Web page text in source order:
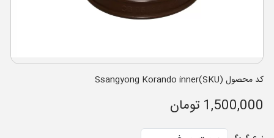
کد محصول (SKU)Ssangyong Korando inner
1,500,000 تومان